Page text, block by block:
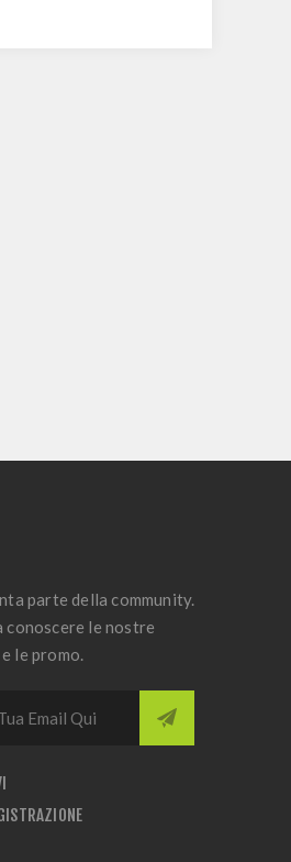
parte della community.
conoscere le nostre
le promo.